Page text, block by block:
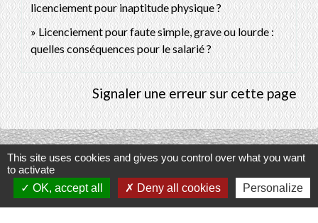
licenciement pour inaptitude physique ?
Licenciement pour faute simple, grave ou lourde :
quelles conséquences pour le salarié ?
Signaler une erreur sur cette page
Contacts
Commune de Prunay-Cassereau
This site uses cookies and gives you control over what you want
to activate
OK, accept all
Deny all cookies Personalize